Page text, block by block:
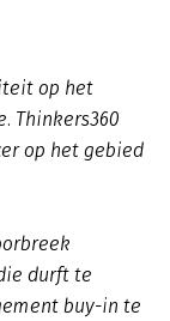
op het
Thinkers360
op het gebied
durft te
buy-in te